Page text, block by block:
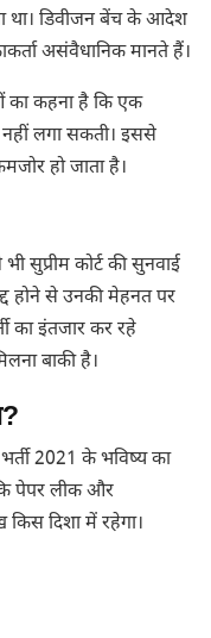
था। डिवीजन बेंच के आदेश
असंवैधानिक मानते हैं।
का कहना है कि एक
लगा सकती। इससे
हो जाता है।
सुप्रीम कोर्ट की सुनवाई
होने से उनकी मेहनत पर
का इंतजार कर रहे
बाकी है।
2021 के भविष्य का
पेपर लीक और
दिशा में रहेगा।